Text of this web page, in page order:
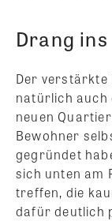
Drang
Der
natürlich auch
neuen
Bewohner
gegründet
sich unten am
treffen, die
dafür deutlich